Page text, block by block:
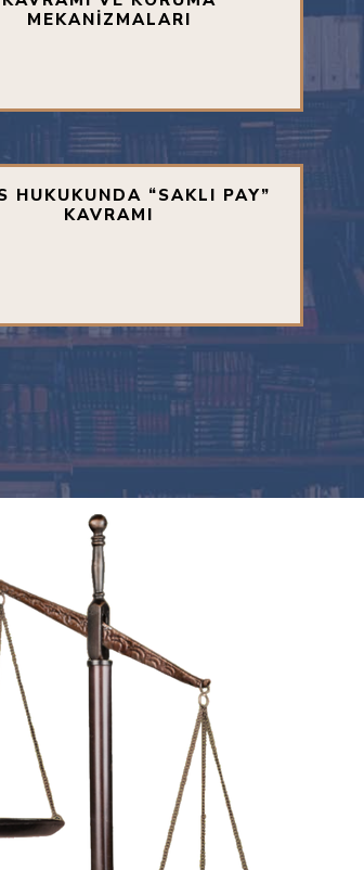
MEKANİZMALARI
HUKUKUNDA “SAKLI PAY”
KAVRAMI